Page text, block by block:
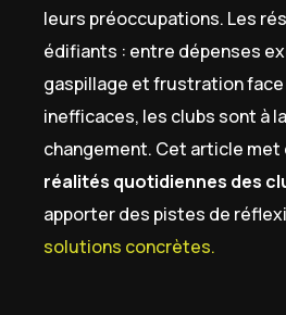
leurs préoccupations. Les
édifiants : entre dépenses
gaspillage et frustration
inefficaces, les clubs sont à
changement. Cet article met
réalités quotidiennes des
apporter des pistes de
solutions concrètes.